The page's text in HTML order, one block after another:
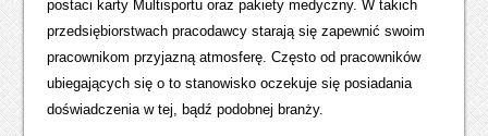
postaci karty Multisportu oraz pakiety medyczny. W takich
przedsiębiorstwach pracodawcy starają się zapewnić swoim
pracownikom przyjazną atmosferę. Często od pracowników
ubiegających się o to stanowisko oczekuje się posiadania
doświadczenia w tej, bądź podobnej branży.